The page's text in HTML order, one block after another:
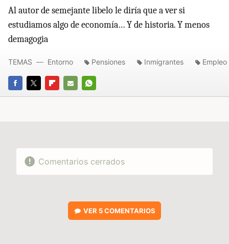
Al autor de semejante libelo le diría que a ver si
estudiamos algo de economía… Y de historia. Y menos
demagogia
FACEBOOK
TWITTERFLIPBOARD
E-
WHATSAPP
TEMAS Entorno Pensiones Inmigrantes Empleo
Comentarios cerrados
VER 5 COMENTARIOS